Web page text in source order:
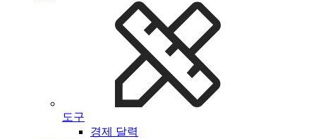
도구
경제 달력